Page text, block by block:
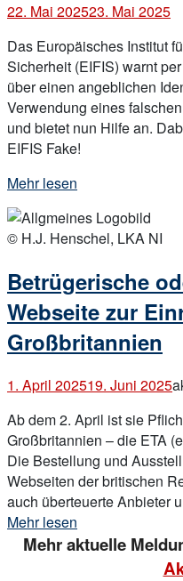
22. Mai 202523. Mai 2025
Das Europäisches Institut
Sicherheit (EIFIS) warnt
über einen angeblichen
Verwendung eines
und bietet nun Hilfe an.
EIFIS Fake!
„EIFIS
warnt
vor
Identitätsmissbrauch
Achtung
FAKE“
Mehr lesen
Open
post
© H.J. Henschel, LKA NI
Betrügerische
Webseite zur
Großbritannien
1. April 202519. Juni 2025
Ab dem 2. April ist sie
Großbritannien – die ETA
Die Bestellung und
Webseiten der britischen
auch überteuerte Anbieter
Mehr lesen
Mehr aktuelle